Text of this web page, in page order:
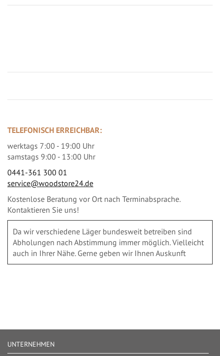
TELEFONISCH ERREICHBAR:
werktags 7:00 - 19:00 Uhr
samstags 9:00 - 13:00 Uhr
0441-361 300 01
service@woodstore24.de
Kostenlose Beratung vor Ort nach Terminabsprache.
Kontaktieren Sie uns!
Da wir verschiedene Läger bundesweit betreiben sind
Abholungen nach Abstimmung immer möglich. Vielleicht
auch in Ihrer Nähe. Gerne geben wir Ihnen Auskunft
UNTERNEHMEN